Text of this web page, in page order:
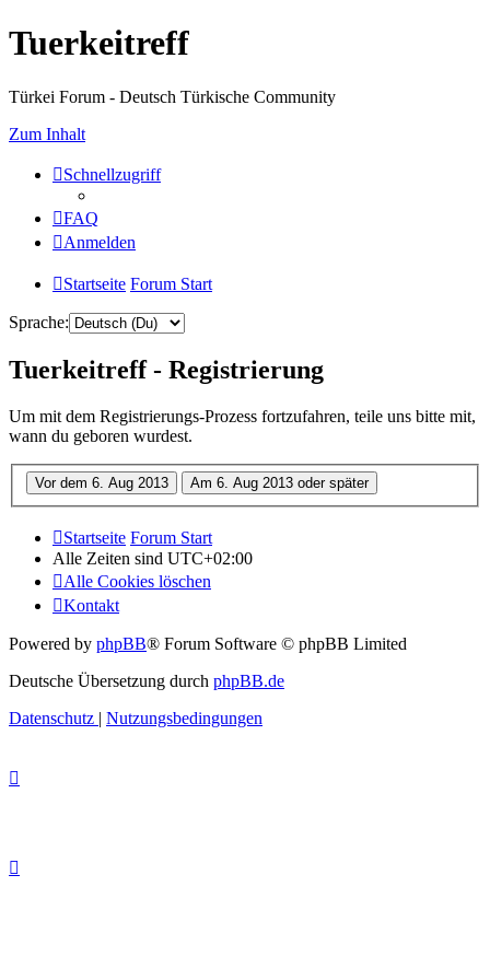
Tuerkeitreff
Türkei Forum - Deutsch Türkische Community
Zum Inhalt
Schnellzugriff
FAQ
Anmelden
Startseite Forum Start
Sprache:
Tuerkeitreff - Registrierung
Um mit dem Registrierungs-Prozess fortzufahren, teile uns bitte mit,
wann du geboren wurdest.
Startseite Forum Start
Alle Zeiten sind UTC+02:00
Alle Cookies löschen
Kontakt
Powered by phpBB® Forum Software © phpBB Limited
Deutsche Übersetzung durch phpBB.de
Datenschutz | Nutzungsbedingungen